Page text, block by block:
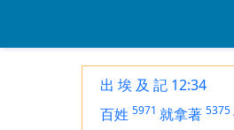
出 埃 及 記 12:34
百姓 5971 就拿著 5375